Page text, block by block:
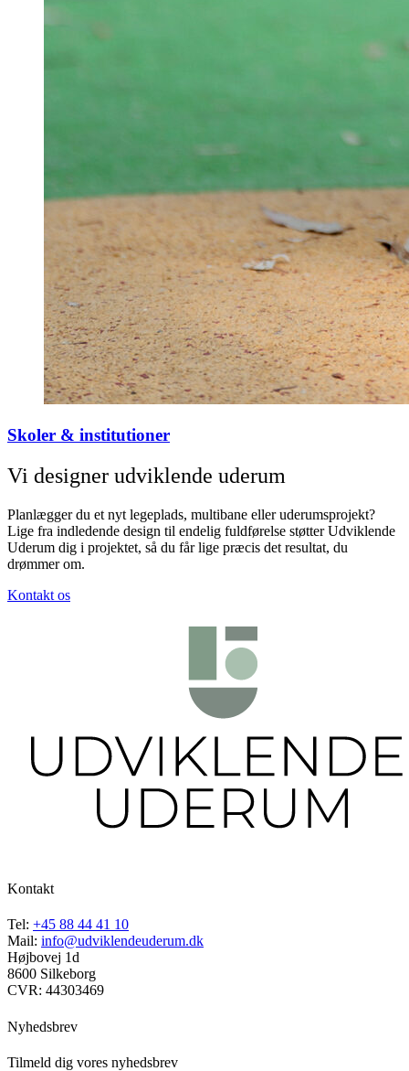
Skoler & institutioner
Vi designer udviklende uderum
Planlægger du et nyt legeplads, multibane eller uderumsprojekt?
Lige fra indledende design til endelig fuldførelse støtter Udviklende
Uderum dig i projektet, så du får lige præcis det resultat, du
drømmer om.
Kontakt os
Kontakt
Tel: +45 88 44 41 10
Mail: info@udviklendeuderum.dk
Højbovej 1d
8600 Silkeborg
CVR: 44303469
Nyhedsbrev
Tilmeld dig vores nyhedsbrev